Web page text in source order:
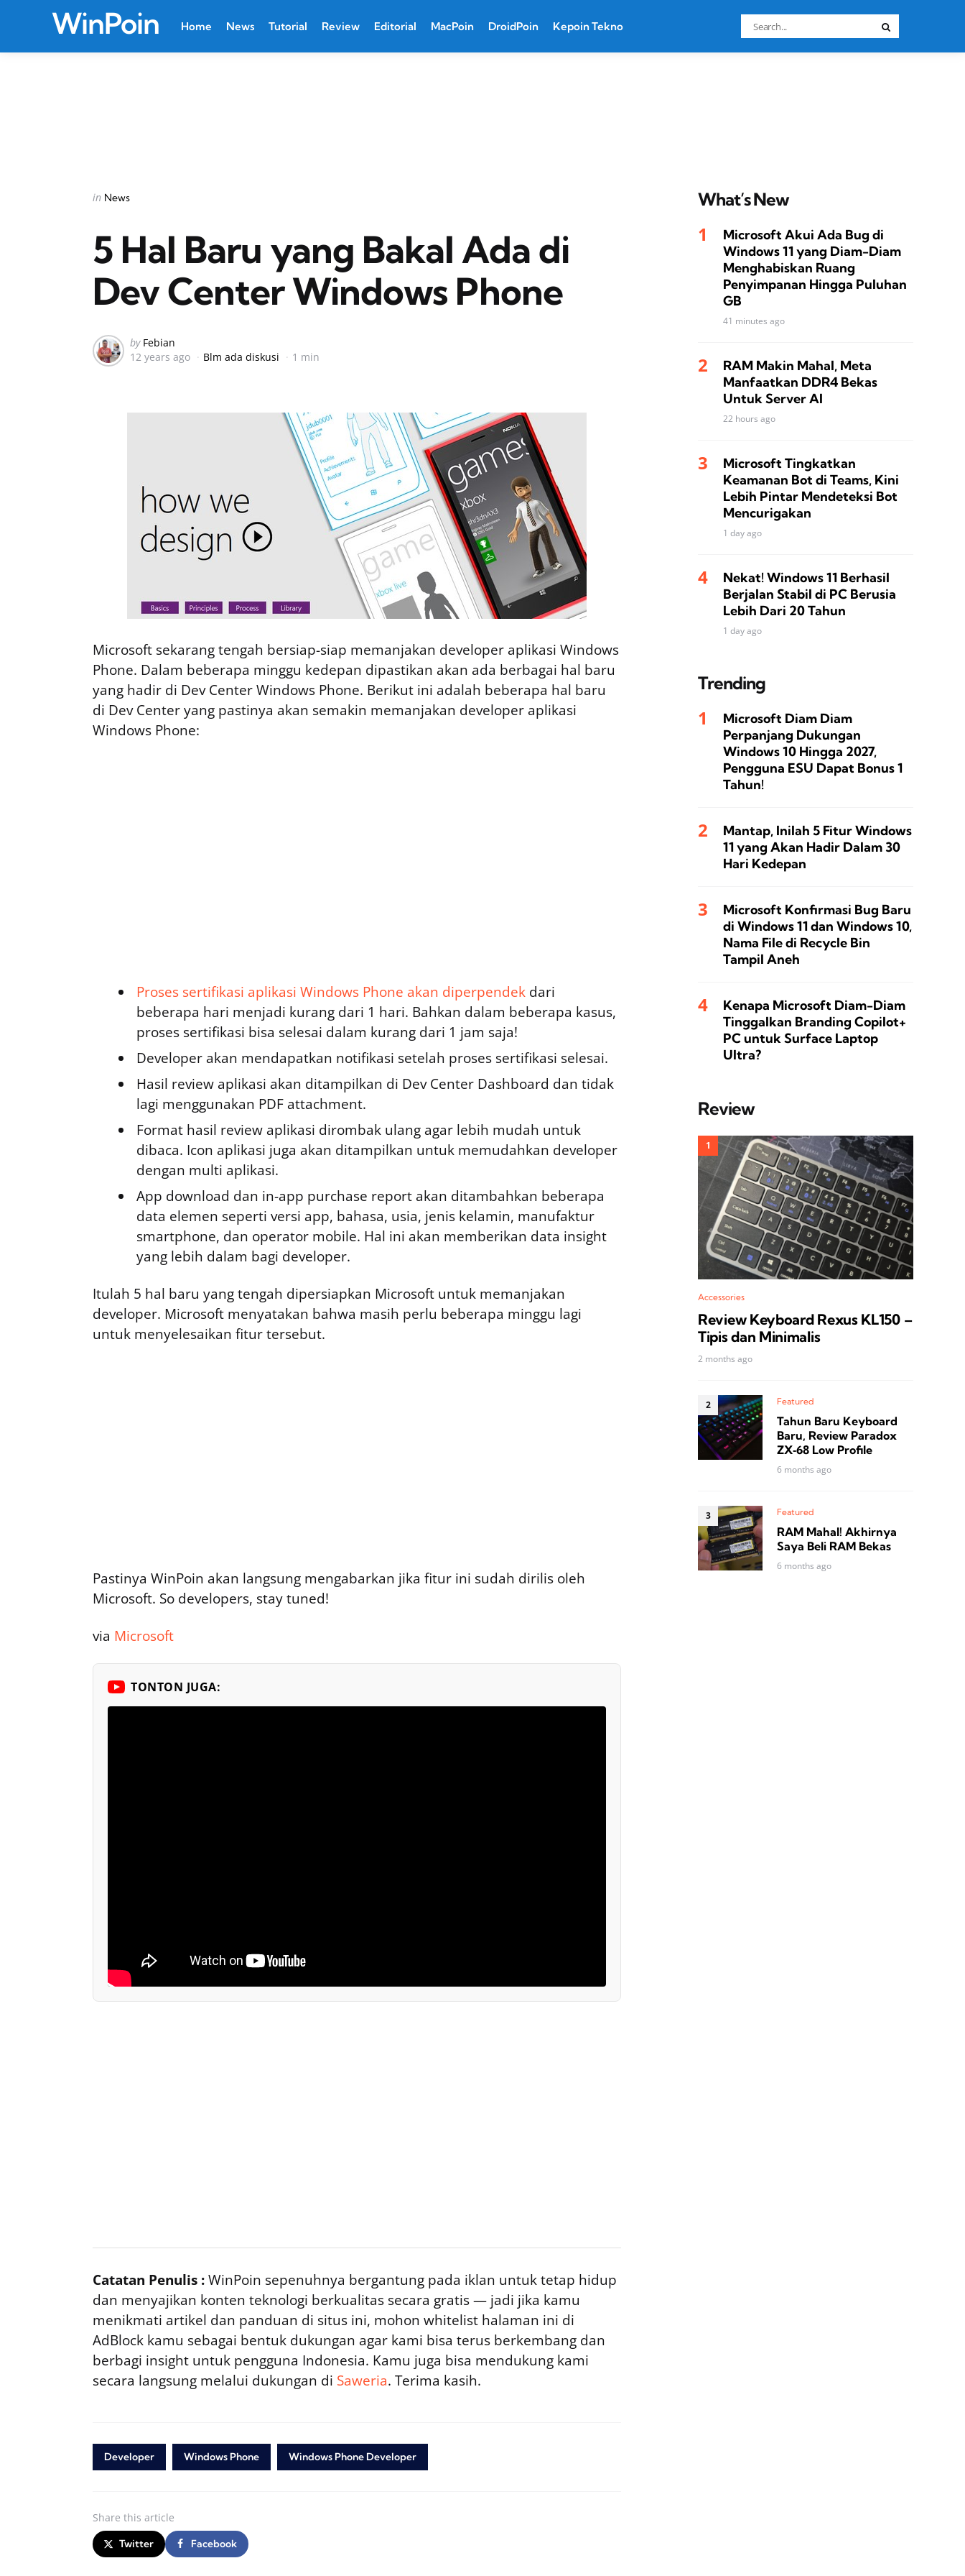
WinPoin Home News Tutorial Review Editorial MacPoin DroidPoin Kepoin Tekno
Search
for:
Categories
Posted
in News
5 Hal Baru yang Bakal Ada di
Dev Center Windows Phone
Posted
by
by Febian
12 years ago
Blm ada diskusi 1 min
Microsoft sekarang tengah bersiap-siap memanjakan developer aplikasi Windows
Phone. Dalam beberapa minggu kedepan dipastikan akan ada berbagai hal baru
yang hadir di Dev Center Windows Phone. Berikut ini adalah beberapa hal baru
di Dev Center yang pastinya akan semakin memanjakan developer aplikasi
Windows Phone:
Proses sertifikasi aplikasi Windows Phone akan diperpendek dari
beberapa hari menjadi kurang dari 1 hari. Bahkan dalam beberapa kasus,
proses sertifikasi bisa selesai dalam kurang dari 1 jam saja!
Developer akan mendapatkan notifikasi setelah proses sertifikasi selesai.
Hasil review aplikasi akan ditampilkan di Dev Center Dashboard dan tidak
lagi menggunakan PDF attachment.
Format hasil review aplikasi dirombak ulang agar lebih mudah untuk
dibaca. Icon aplikasi juga akan ditampilkan untuk memudahkan developer
dengan multi aplikasi.
App download dan in-app purchase report akan ditambahkan beberapa
data elemen seperti versi app, bahasa, usia, jenis kelamin, manufaktur
smartphone, dan operator mobile. Hal ini akan memberikan data insight
yang lebih dalam bagi developer.
Itulah 5 hal baru yang tengah dipersiapkan Microsoft untuk memanjakan
developer. Microsoft menyatakan bahwa masih perlu beberapa minggu lagi
untuk menyelesaikan fitur tersebut.
Pastinya WinPoin akan langsung mengabarkan jika fitur ini sudah dirilis oleh
Microsoft. So developers, stay tuned!
via Microsoft
TONTON JUGA:
Catatan Penulis :WinPoin sepenuhnya bergantung pada iklan untuk tetap hidup
dan menyajikan konten teknologi berkualitas secara gratis — jadi jika kamu
menikmati artikel dan panduan di situs ini, mohon whitelist halaman ini di
AdBlock kamu sebagai bentuk dukungan agar kami bisa terus berkembang dan
berbagi insight untuk pengguna Indonesia. Kamu juga bisa mendukung kami
secara langsung melalui dukungan di Saweria. Terima kasih.
Developer Windows Phone Windows Phone Developer
Share this article
Twitter Facebook
What’s New
Microsoft Akui Ada Bug di
Windows 11 yang Diam-Diam
Menghabiskan Ruang
Penyimpanan Hingga Puluhan
GB
41 minutes ago
RAM Makin Mahal, Meta
Manfaatkan DDR4 Bekas
Untuk Server AI
22 hours ago
Microsoft Tingkatkan
Keamanan Bot di Teams, Kini
Lebih Pintar Mendeteksi Bot
Mencurigakan
1 day ago
Nekat! Windows 11 Berhasil
Berjalan Stabil di PC Berusia
Lebih Dari 20 Tahun
1 day ago
Trending
Microsoft Diam Diam
Perpanjang Dukungan
Windows 10 Hingga 2027,
Pengguna ESU Dapat Bonus 1
Tahun!
Mantap, Inilah 5 Fitur Windows
11 yang Akan Hadir Dalam 30
Hari Kedepan
Microsoft Konfirmasi Bug Baru
di Windows 11 dan Windows 10,
Nama File di Recycle Bin
Tampil Aneh
Kenapa Microsoft Diam-Diam
Tinggalkan Branding Copilot+
PC untuk Surface Laptop
Ultra?
Review
Accessories
Review Keyboard Rexus KL150 –
Tipis dan Minimalis
2 months ago
Featured
Tahun Baru Keyboard
Baru, Review Paradox
ZX‑68 Low Profile
6 months ago
Featured
RAM Mahal! Akhirnya
Saya Beli RAM Bekas
6 months ago